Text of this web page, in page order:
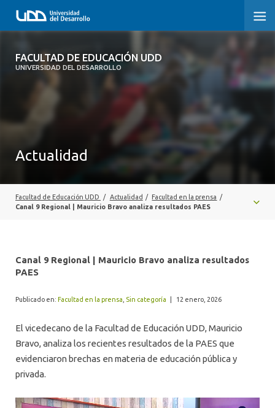
FACULTAD DE EDUCACIÓN UDD
UNIVERSIDAD DEL DESARROLLO
FACULTAD DE EDUCACIÓN UDD
POSTGRADO Y EDUCACIÓN CONTINUA
ALUMNI
Actualidad
Facultad de Educación UDD / Actualidad / Facultad en la prensa /
Canal 9 Regional | Mauricio Bravo analiza resultados PAES
Canal 9 Regional | Mauricio Bravo analiza resultados
PAES
Publicado en: Facultad en la prensa Sin categoría 12 enero, 2026
El vicedecano de la Facultad de Educación UDD, Mauricio
Bravo, analiza los recientes resultados de la PAES que
evidenciaron brechas en materia de educación pública y
privada.
Video